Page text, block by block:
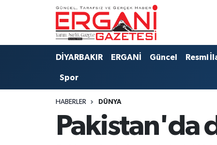
DİYARBAKIR ERGANİ Güncel Resmi
Spor
HABERLER DÜNYA
Pakistan'da
DİYARBAKIR
BAĞLAR
ERGANİ
Resmi İlanlar
Ergani Nöbetçi Eczaneler
Ergani Hava Durumu
Tüm Manşetler